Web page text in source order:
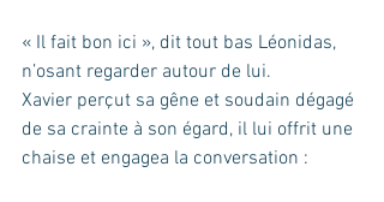
« Il fait bon ici », dit tout bas Léonidas,
n’osant regarder autour de lui.
Xavier perçut sa gêne et soudain dégagé
de sa crainte à son égard, il lui offrit une
chaise et engagea la conversation :